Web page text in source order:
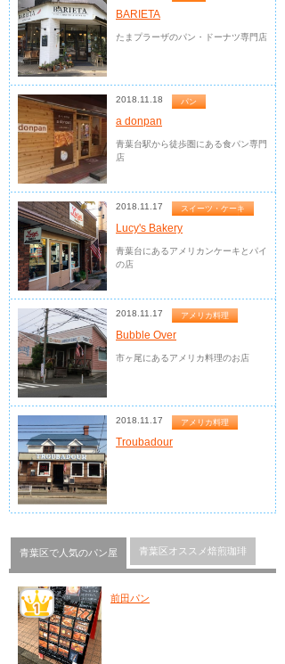
BARIETA
たまプラーザのパン・ドーナツ専門店
2018.11.18 パン
a donpan
青葉台駅から徒歩圏にある食パン専門
店
2018.11.17 スイーツ・ケーキ
Lucy's Bakery
青葉台にあるアメリカンケーキとパイ
の店
2018.11.17 アメリカ料理
Bubble Over
市ヶ尾にあるアメリカ料理のお店
2018.11.17 アメリカ料理
Troubadour
青葉区で人気のパン屋 青葉区オススメ焙煎珈琲
前田パン